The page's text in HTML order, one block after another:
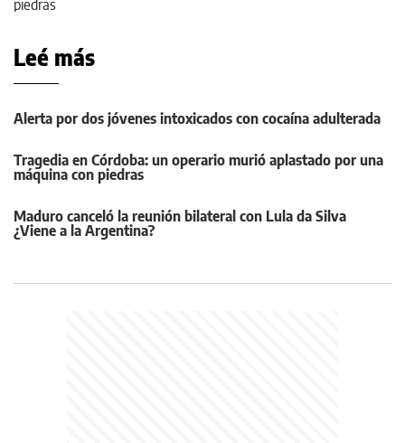
Leé más
Alerta por dos jóvenes intoxicados con cocaína adulterada
Tragedia en Córdoba: un operario murió aplastado por una
máquina con piedras
Maduro canceló la reunión bilateral con Lula da Silva
¿Viene a la Argentina?